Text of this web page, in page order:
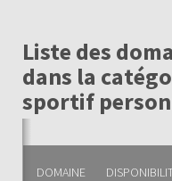
Liste des
dans la
sportif
DOMAINE